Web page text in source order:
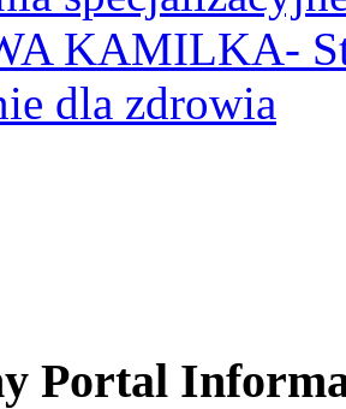
KAMILKA-
dla zdrowia
Portal